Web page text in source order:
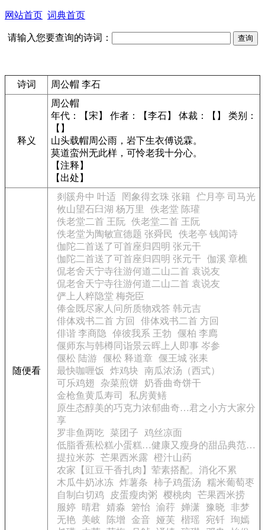
网站首页 词典首页
请输入您要查询的诗词：
诗词 周公帽 李石
释义
周公帽
年代：【宋】 作者：【李石】 体裁：【】 类别：
【】
山头载帽周公雨，岩下生衣傅说霖。
莫道蛮州无此样，可怜老我十分心。
【注释】
【出处】
随便看
剡豀舟中 叶适 罔象得玄珠 张籍
伫月亭 司马光
攸山望石臼湖 杨万里
佚老堂 陈瓘
佚老堂二首 王阮 佚老堂二首 王阮
佚老堂为陶敏宣德题 张舜民
佚老亭 钱闻诗
伽陀二首送了可首座归四明 张元干
伽陀二首送了可首座归四明 张元干 伽溪 章樵
侃老舍天宁寺往游何道二山二首 袁说友
侃老舍天宁寺往游何道二山二首 袁说友
俨上人粹隐堂 梅尧臣
俸金既尽家人问所质物戏答 韩元吉
俳体戏书二首 方回
俳体戏书二首 方回
俳谐 李商隐
倬彼我系 王勃
偃柏 李廌
偃师东与韩樽同诣景云晖上人即事 岑参
偃松 陆游
偃松 释道章
偃王城 张耒
最快咖喱饭
炸鸡块
南瓜浓汤（西式）
可乐鸡翅
杂菜煎饼
奶香曲奇饼干
金枪鱼黄瓜寿司
私房黄鳝
原生态醇美的巧克力浓郁曲奇…君之小方大家分
享
罗非鱼两吃
菜团子
鸡丝凉面
低脂香蕉松糕小蛋糕…健康又瘦身的甜品典范…
提拉米苏
芒果西米露
橙汁山药
农家【豇豆干香扎肉】荤素搭配。消化不累
木瓜牛奶冰冻 炸薯条 柿子鸡蛋汤
糯米葡萄枣
自制白切鸡
皮蛋瘦肉粥 樱桃肉
芒果西米捞
服婷
晴君 婧淼 箬怡 渝荇 婵潇 豫晓 非梦
无艳
美岐 陈增 金音 娅芙 楷瑶 宛钎
珣嫣